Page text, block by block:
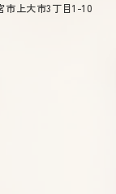
方｜大
上大市3丁目1-10